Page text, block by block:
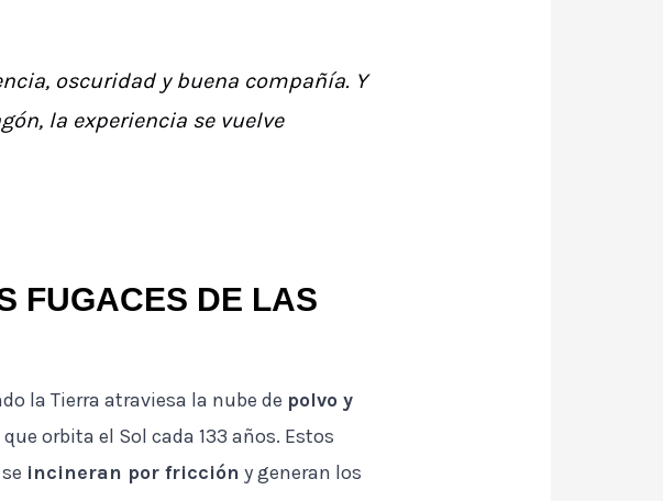
oscuridad y buena compañía. Y
la experiencia se vuelve
FUGACES DE LAS
la Tierra atraviesa la nube de polvo y
que orbita el Sol cada 133 años. Estos
incineran por fricción y generan los